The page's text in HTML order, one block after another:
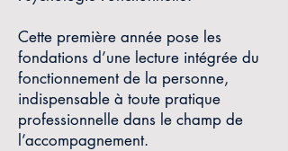
Cette première année pose les
fondations d’une lecture intégrée du
fonctionnement de la personne,
indispensable à toute pratique
professionnelle dans le champ de
l’accompagnement.